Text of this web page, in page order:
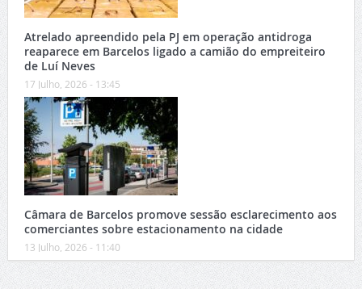
Atrelado apreendido pela PJ em operação antidroga
reaparece em Barcelos ligado a camião do empreiteiro
de Luí Neves
17 Julho, 2026 - 13:45
Câmara de Barcelos promove sessão esclarecimento aos
comerciantes sobre estacionamento na cidade
13 Julho, 2026 - 11:40